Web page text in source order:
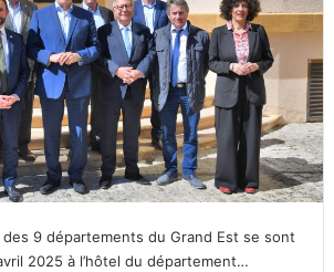
9 départements du Grand Est se sont
2025 à l’hôtel du département…